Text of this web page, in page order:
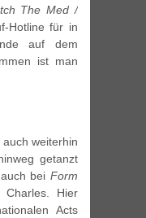
The Med /
Hotline für in
auf dem
ist man
weiterhin
getanzt
bei Form
Charles. Hier
Acts